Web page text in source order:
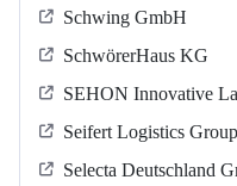
Schwing GmbH
SchwörerHaus KG
SEHON Innovative
Seifert Logistics Group
Selecta Deutschland